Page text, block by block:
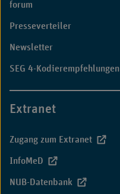
forum
Presseverteiler
Newsletter
SEG 4-Kodierempfehlungen
Extranet
Zugang zum Extranet
InfoMeD
NUB-Datenbank